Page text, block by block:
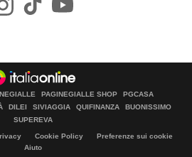
PAGINEGIALLE SHOP
PGCASA
DILEI SIVIAGGIA QUIFINANZA
BUONISSIMO
SUPEREVA
Cookie Policy
Preferenze sui cookie
Aiuto